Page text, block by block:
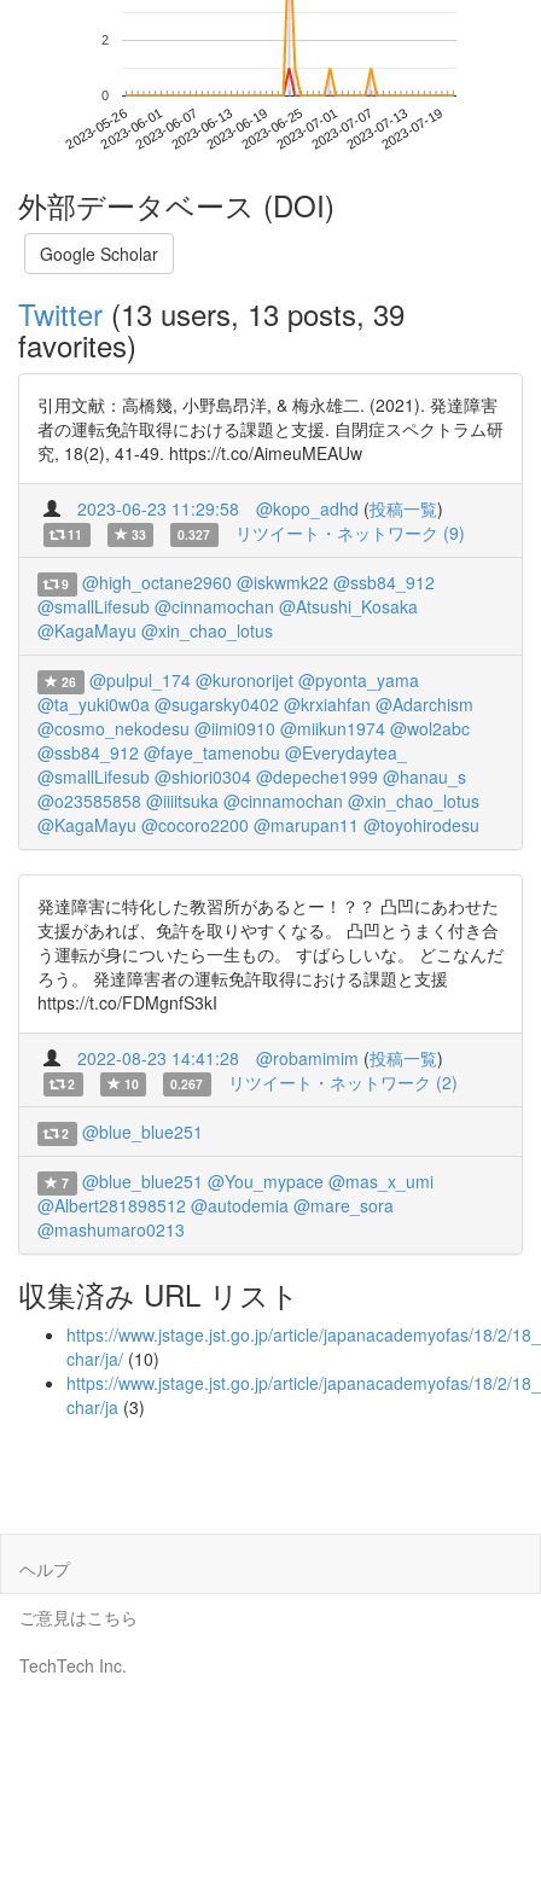
2023-05-262023-06-012023-06-072023-06-132023-06-192023-06-252023-07-012023-07-072023-07-132023-07-19
0
2
外部データベース (DOI)
Google Scholar
Twitter (13 users, 13 posts, 39
favorites)
引用文献：高橋幾, 小野島昂洋, & 梅永雄二. (2021). 発達障害
者の運転免許取得における課題と支援. 自閉症スペクトラム研
究, 18(2), 41-49. https://t.co/AimeuMEAUw
2023-06-23 11:29:58 @kopo_adhd (投稿一覧)
11 33 0.327 リツイート・ネットワーク (9)
9 @high_octane2960 @iskwmk22 @ssb84_912
@smallLifesub @cinnamochan @Atsushi_Kosaka
@KagaMayu @xin_chao_lotus
26 @pulpul_174 @kuronorijet @pyonta_yama
@ta_yuki0w0a @sugarsky0402 @krxiahfan @Adarchism
@cosmo_nekodesu @iimi0910 @miikun1974 @wol2abc
@ssb84_912 @faye_tamenobu @Everydaytea_
@smallLifesub @shiori0304 @depeche1999 @hanau_s
@o23585858 @iiiitsuka @cinnamochan @xin_chao_lotus
@KagaMayu @cocoro2200 @marupan11 @toyohirodesu
発達障害に特化した教習所があるとー！？？ 凸凹にあわせた
支援があれば、免許を取りやすくなる。 凸凹とうまく付き合
う運転が身についたら一生もの。 すばらしいな。 どこなんだ
ろう。 発達障害者の運転免許取得における課題と支援
https://t.co/FDMgnfS3kI
2022-08-23 14:41:28 @robamimim (投稿一覧)
2 10 0.267 リツイート・ネットワーク (2)
2 @blue_blue251
7 @blue_blue251 @You_mypace @mas_x_umi
@Albert281898512 @autodemia @mare_sora
@mashumaro0213
収集済み URL リスト
https://www.jstage.jst.go.jp/article/japanacademyofas/18/2/
char/ja/ (10)
https://www.jstage.jst.go.jp/article/japanacademyofas/18/2/
char/ja (3)
ヘルプ
ご意見はこちら
TechTech Inc.